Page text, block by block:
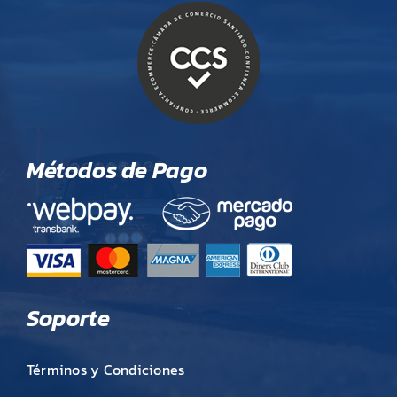
Métodos de Pago
Soporte
Términos y Condiciones